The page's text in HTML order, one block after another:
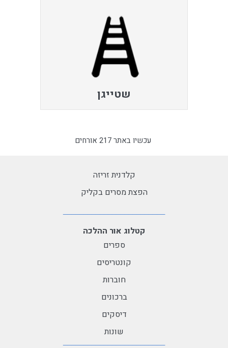
שטייגן
עכשיו באתר 217 אורחים
קלדנית זריזה
הפצת מסרים בקליק
קטלוג אור ההלכה
ספרים
קונטריסים
חוברות
ברכונים
דיסקים
שונות